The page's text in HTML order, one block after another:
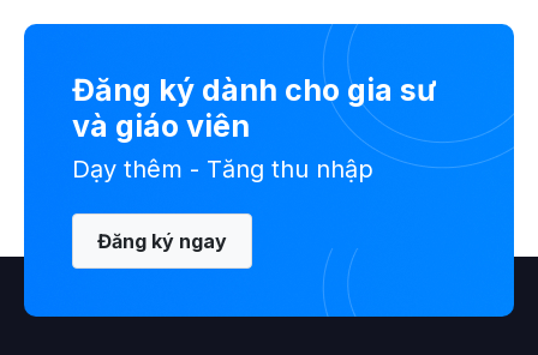
Đăng ký dành cho gia sư
và giáo viên
Dạy thêm - Tăng thu nhập
Đăng ký ngay